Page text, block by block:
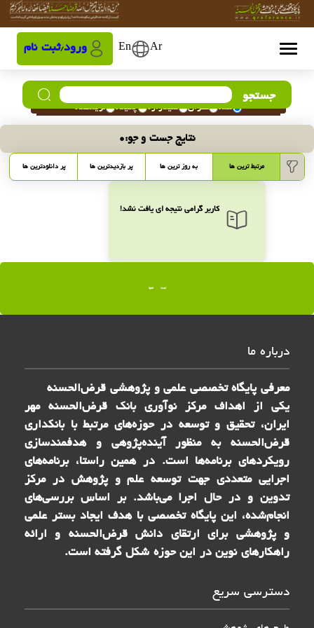
Ar
En ورود/ثبت نام
جستجو
همه عنوان کلیدواژه چکیده نویسنده
نتایج جست و جو:0
مرتبط ترین ها به روز ترین ها پر بازدیدترین ها پر دانلودترین ها
کاربر گرامی نتیجه ای یافت نشد!
ابتدا انتها
درباره ما
معرفی پایگاه تخصصی علمی و پژوهشی قرض‌الحسنه
یکی از اهداف مرکز نوآوری بانک قرض‌الحسنه مهر
ایران، تحقیق و توسعه در حوزه‌های مرتبط با بانکداری
قرض‌الحسنه به منظور آینده‌پژوهی و هدفمندسازی
رویکردهای برنامه‌ها است. در همین راستا، برنامه‌های
اجرایی متعددی جهت توسعه علم و پژوهش در مرکز
تدوین و در حال اجرا می‌باشد. بر اساس بررسی‌های
انجام‌شده، این پایگاه تخصصی با هدف ایجاد بستر علمی
و پژوهشی برای ارتقای دانش قرض‌الحسنه و ارائه
راهکارهای نوین در این حوزه شکل گرفته است.
دسترسی سریع